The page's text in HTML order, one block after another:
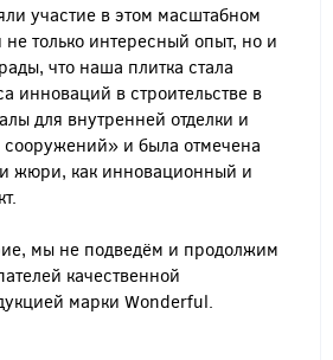
участие в этом масштабном
только интересный опыт, но и
что наша плитка стала
инноваций в строительстве в
для внутренней отделки и
и была отмечена
жюри, как инновационный и
мы не подведём и продолжим
качественной
марки Wonderful.